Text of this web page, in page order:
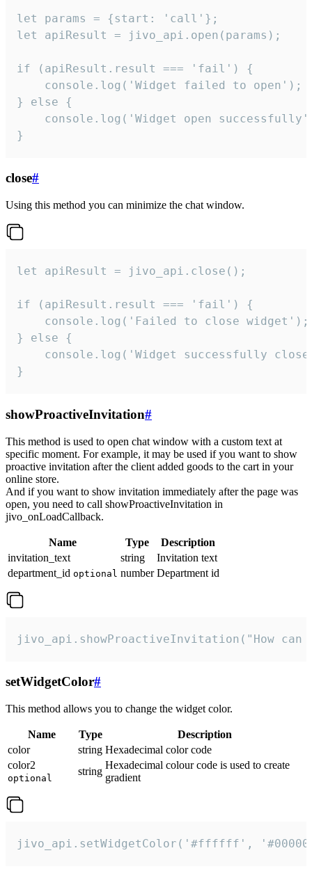
let params = {start: 'call'};
let apiResult = jivo_api.open(params);
if (apiResult.result === 'fail') {
    console.log('Widget failed to open');
} else {
console.log('Widget open
}
close#
Using this method you can minimize the chat window.
let apiResult = jivo_api.close();
if (apiResult.result === 'fail') {
    console.log('Failed to close widget');
} else {
console.log('Widget successfully
}
showProactiveInvitation#
This method is used to open chat window with a custom text at
specific moment. For example, it may be used if you want to show
proactive invitation after the client added goods to the cart in your
online store.
And if you want to show invitation immediately after the page was
open, you need to call showProactiveInvitation in
jivo_onLoadCallback.
Name Type
Description
invitation_text
string
Invitation text
department_id optional number Department id
jivo_api.showProactiveInvitation("How
setWidgetColor#
This method allows you to change the widget color.
Name Type
Description
color
string Hexadecimal color code
color2
optional
string
Hexadecimal colour code is used to create
gradient
jivo_api.setWidgetColor('#ffffff',